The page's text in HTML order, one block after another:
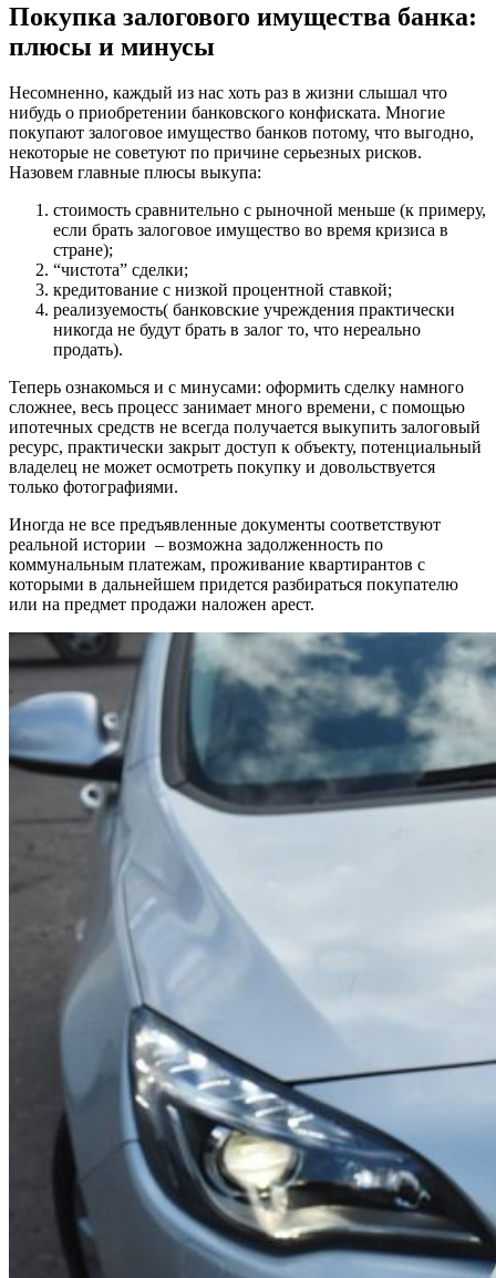
Покупка залогового имущества банка:
плюсы и минусы
Несомненно, каждый из нас хоть раз в жизни слышал что
нибудь о приобретении банковского конфиската. Многие
покупают залоговое имущество банков потому, что выгодно,
некоторые не советуют по причине серьезных рисков.
Назовем главные плюсы выкупа:
стоимость сравнительно с рыночной меньше (к примеру,
если брать залоговое имущество во время кризиса в
стране);
“чистота” сделки;
кредитование с низкой процентной ставкой;
реализуемость( банковские учреждения практически
никогда не будут брать в залог то, что нереально
продать).
Теперь ознакомься и с минусами: оформить сделку намного
сложнее, весь процесс занимает много времени, с помощью
ипотечных средств не всегда получается выкупить залоговый
ресурс, практически закрыт доступ к объекту, потенциальный
владелец не может осмотреть покупку и довольствуется
только фотографиями.
Иногда не все предъявленные документы соответствуют
реальной истории – возможна задолженность по
коммунальным платежам, проживание квартирантов с
которыми в дальнейшем придется разбираться покупателю
или на предмет продажи наложен арест.